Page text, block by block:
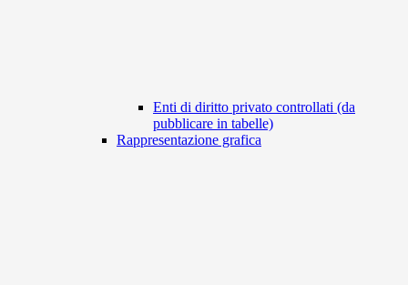
Enti di diritto privato controllati (da
pubblicare in tabelle)
Rappresentazione grafica